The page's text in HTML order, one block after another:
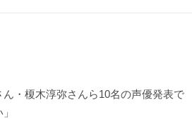
ん・榎木淳弥さんら10名の声優発表で